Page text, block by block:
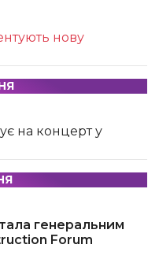
нову
на концерт у
генеральним
Forum